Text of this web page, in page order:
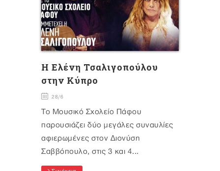
Η Ελένη Τσαλιγοπούλου
στην Κύπρο
28/6
Το Μουσικό Σχολείο Πάφου
παρουσιάζει δύο μεγάλες συναυλίες
αφιερωμένες στον Διονύση
Σαββόπουλο, στις 3 και 4...